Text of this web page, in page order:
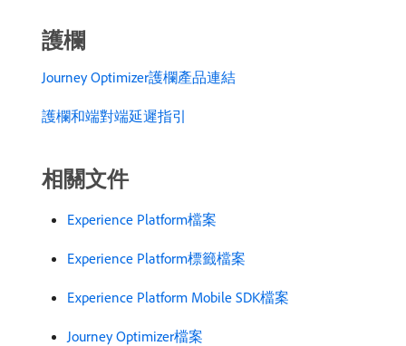
護欄
Journey Optimizer護欄產品連結
護欄和端對端延遲指引
相關文件
Experience Platform檔案
Experience Platform標籤檔案
Experience Platform Mobile SDK檔案
Journey Optimizer檔案